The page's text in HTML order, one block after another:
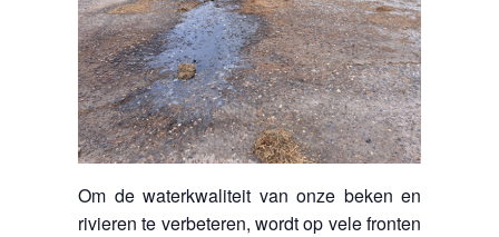
Om de waterkwaliteit van onze beken en
rivieren te verbeteren, wordt op vele fronten